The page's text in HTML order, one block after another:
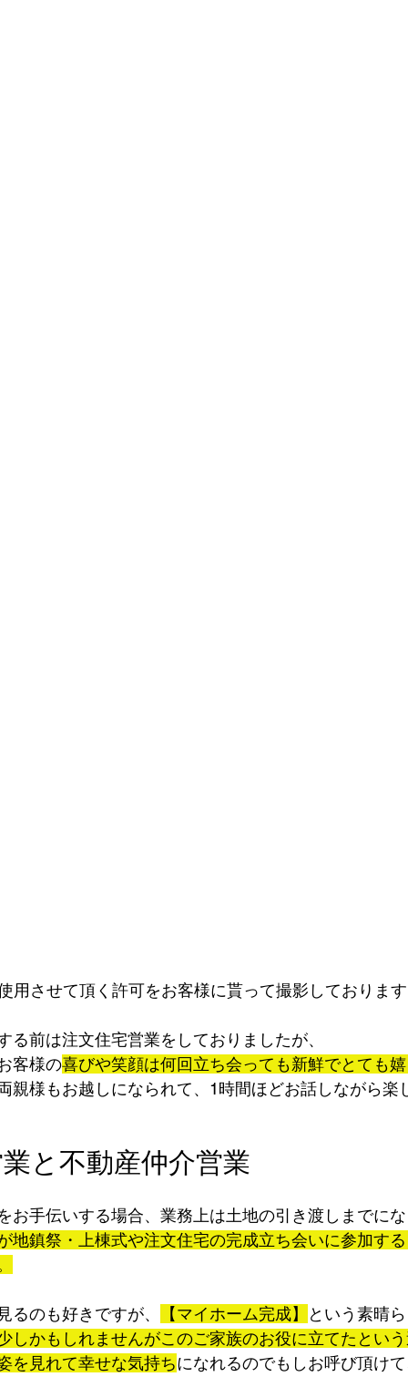
用させて頂く許可をお客様に貰って撮影しておりま
る前は注文住宅営業をしておりましたが、
客様の喜びや笑顔は何回立ち会っても新鮮でとても
親様もお越しになられて、1時間ほどお話しながら楽
と不動産仲介営業
お手伝いする場合、業務上は土地の引き渡しまでに
地鎮祭・上棟式や注文住宅の完成立ち会いに参加す
るのも好きですが、 【マイホーム完成】
という素晴
しかもしれませんがこのご家族のお役に立てたとい
を見れて幸せな気持ちになれるのでもしお呼び頂け